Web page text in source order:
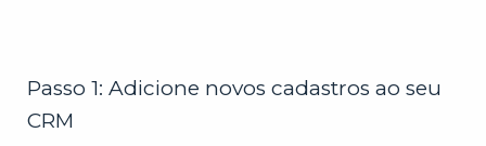
Passo 1: Adicione novos cadastros ao seu
CRM